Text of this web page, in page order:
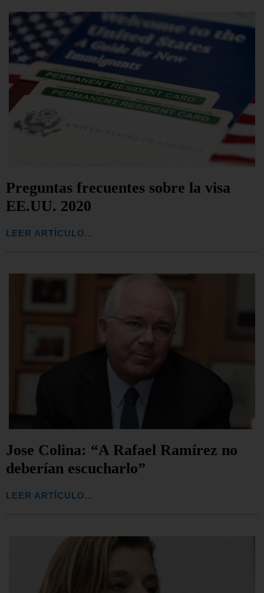
Preguntas frecuentes sobre la visa
EE.UU. 2020
LEER ARTÍCULO...
Jose Colina: “A Rafael Ramírez no
deberían escucharlo”
LEER ARTÍCULO...